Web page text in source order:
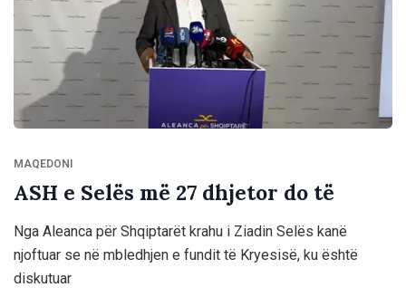
MAQEDONI
ASH e Selës më 27 dhjetor do të
Nga Aleanca për Shqiptarët krahu i Ziadin Selës kanë
njoftuar se në mbledhjen e fundit të Kryesisë, ku është
diskutuar